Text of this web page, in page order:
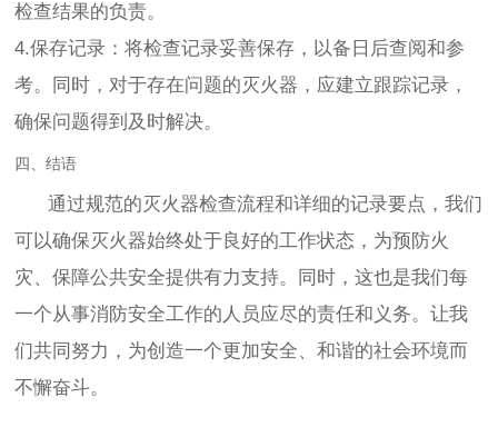
检查结果的负责。
4.保存记录：将检查记录妥善保存，以备日后查阅和参
考。同时，对于存在问题的灭火器，应建立跟踪记录，
确保问题得到及时解决。
四、结语
通过规范的灭火器检查流程和详细的记录要点，我们
可以确保灭火器始终处于良好的工作状态，为预防火
灾、保障公共安全提供有力支持。同时，这也是我们每
一个从事消防安全工作的人员应尽的责任和义务。让我
们共同努力，为创造一个更加安全、和谐的社会环境而
不懈奋斗。